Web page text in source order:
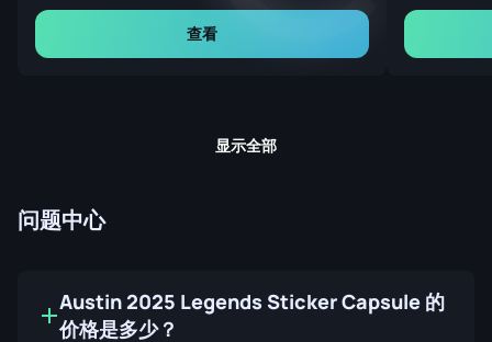
查看
显示全部
问题中心
Austin 2025 Legends Sticker Capsule 的
价格是多少？